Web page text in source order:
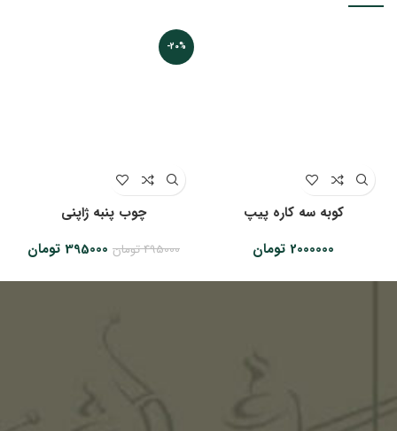
کوبه سه کاره پیپ
2000000 تومان
-20%
چوب پنبه ژاپنی
495000تومان قیمت
495000 تومان
395000 تومان
395000